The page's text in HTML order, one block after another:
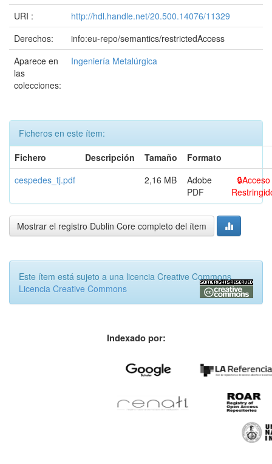
URI :
http://hdl.handle.net/20.500.14076/11329
Derechos:
info:eu-repo/semantics/restrictedAccess
Aparece en
las
colecciones:
Ingeniería Metalúrgica
Ficheros en este ítem:
Fichero
Descripción Tamaño
Formato
cespedes_tj.pdf
2,16 MB
Adobe
PDF
Acceso
Mostrar el registro Dublin Core completo del ítem
Este ítem está sujeto a una licencia Creative Commons
Licencia Creative Commons
Indexado por: